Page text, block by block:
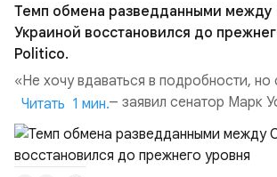
Темп обмена разведданными
Украиной восстановился до
Politico.
«Не хочу вдаваться в подробности, но
улучшилась», — заявил сенатор Марк
высокопоставленный член комитета по
добавив, что использование Украиной
ракет большой дальности позволило ей
Читать 1 мин.